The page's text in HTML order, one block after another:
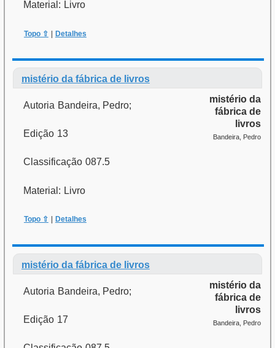
Material: Livro
Topo ⇧ | Detalhes
mistério da fábrica de livros
Autoria Bandeira, Pedro;
Edição 13
Classificação 087.5
Material: Livro
Topo ⇧ Detalhes
mistério da
fábrica de
livros
Bandeira, Pedro
mistério da fábrica de livros
Autoria Bandeira, Pedro;
Edição 17
mistério da
fábrica de
livros
Bandeira, Pedro